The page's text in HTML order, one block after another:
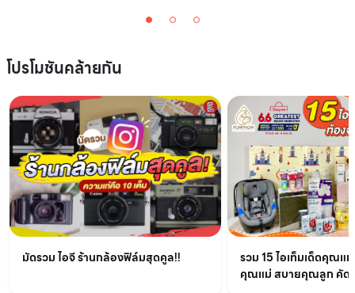
โปรโมชันคล้ายกัน
มัดรวม ไอจี ร้านกล้องฟิล์มสุดคูล!!
รวม 15 ไอเท็มเด็ดคุณแ
คุณแม่ สบายคุณลูก คัด